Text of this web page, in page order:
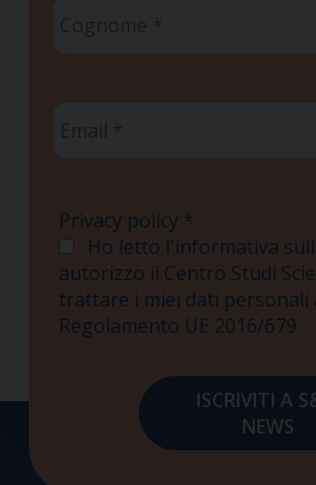
Privacy policy *
Ho letto l'informativa
autorizzo il Centro Studi
trattare i miei dati personali
Regolamento UE 2016/679